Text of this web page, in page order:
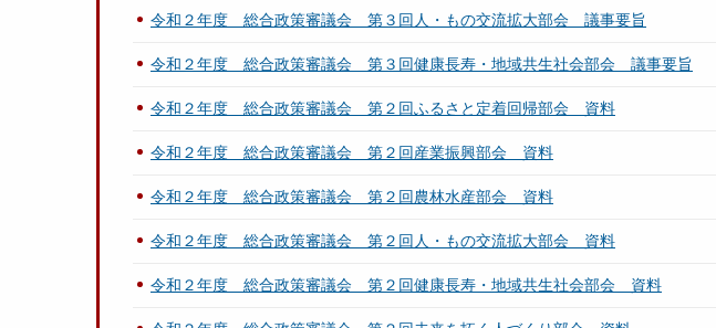
令和２年度 総合政策審議会 第３回人・もの交流拡大部会 議事要旨
令和２年度 総合政策審議会 第３回健康長寿・地域共生社会部会 議事要旨
令和２年度 総合政策審議会 第２回ふるさと定着回帰部会 資料
令和２年度 総合政策審議会 第２回産業振興部会 資料
令和２年度 総合政策審議会 第２回農林水産部会 資料
令和２年度 総合政策審議会 第２回人・もの交流拡大部会 資料
令和２年度 総合政策審議会 第２回健康長寿・地域共生社会部会 資料